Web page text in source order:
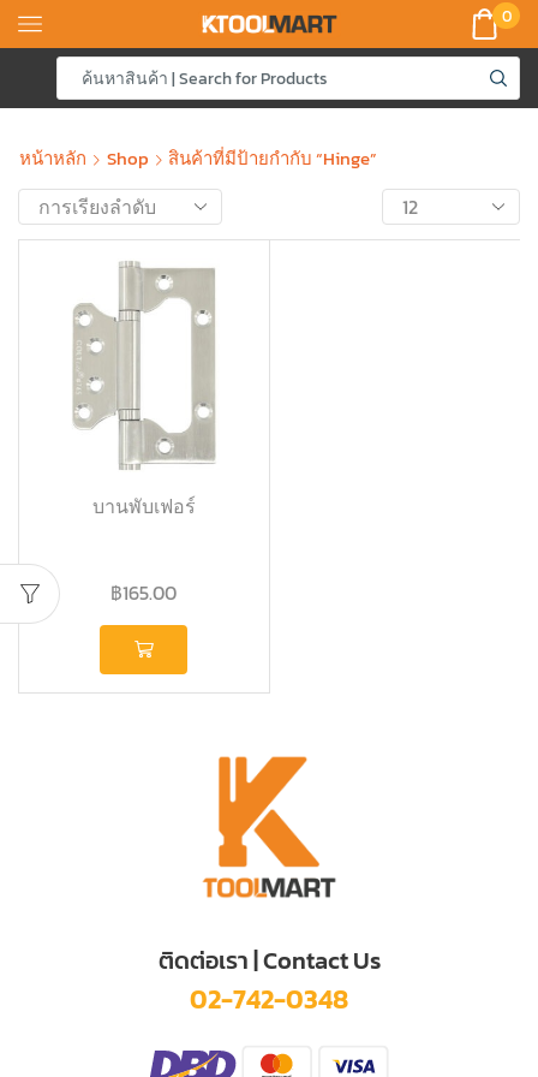
0
หน้าหลัก Shop สินค้าที่มีป้ายกำกับ “Hinge”
บานพับเฟอร์
฿165.00
ติดต่อเรา | Contact Us
02-742-0348